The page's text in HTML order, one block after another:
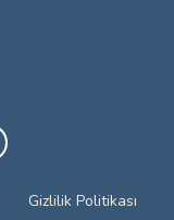
Gizlilik Politikası